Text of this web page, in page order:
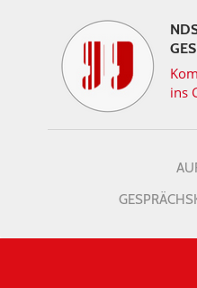
ins